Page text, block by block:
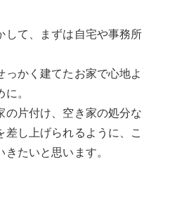
して、まずは自宅や事務所
っかく建てたお家で心地よ
。
の片付け、空き家の処分な
差し上げられるように、こ
たいと思います。